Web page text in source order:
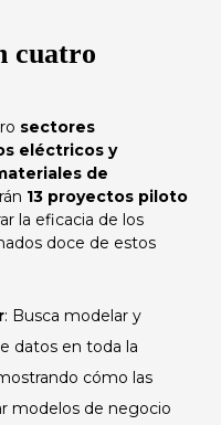
cuatro
sectores
eléctricos y
de
13 proyectos piloto
la eficacia de los
doce de estos
: Busca modelar y
datos en toda la
cómo las
modelos de negocio